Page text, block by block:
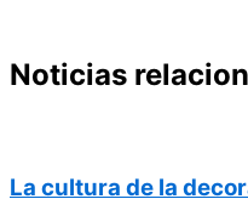
Noticias
La cultura de la